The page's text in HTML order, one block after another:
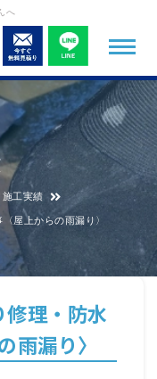
へ
施工実績
屋上からの雨漏り〉
理・防水
雨漏り〉